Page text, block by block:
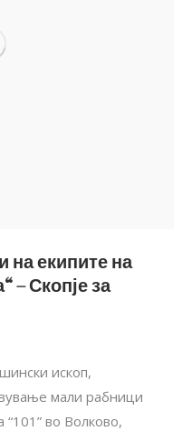
на екипите на
– Скопје за
ископ,
мали рабници
во Волково,